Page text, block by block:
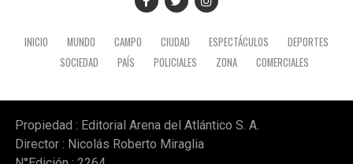
INICIO MUNDO CAMPO CIUDAD ESPECTÁCULOS
DEPORTES
SOCIEDAD
PAÍS POLICIALES ZONA COMERCIALES
Propiedad : Editorial Arena del Atlántico S. A.
Director : Nicolás Roberto Miraglia